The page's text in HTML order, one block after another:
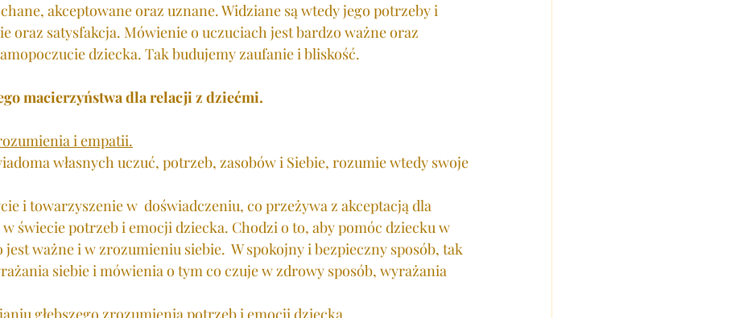
akceptowane oraz uznane. Widziane są wtedy jego potrzeby i
oraz satysfakcja. Mówienie o uczuciach jest bardzo ważne oraz
dziecka. Tak budujemy zaufanie i bliskość.
macierzyństwa dla relacji z dziećmi.
i empatii.
własnych uczuć, potrzeb, zasobów i Siebie, rozumie wtedy swoje
i towarzyszenie w  doświadczeniu, co przeżywa z akceptacją dla
świecie potrzeb i emocji dziecka. Chodzi o to, aby pomóc dziecku w
ważne i w zrozumieniu siebie.  W spokojny i bezpieczny sposób, tak
siebie i mówienia o tym co czuje w zdrowy sposób, wyrażania
głębszego zrozumienia potrzeb i emocji dziecka.